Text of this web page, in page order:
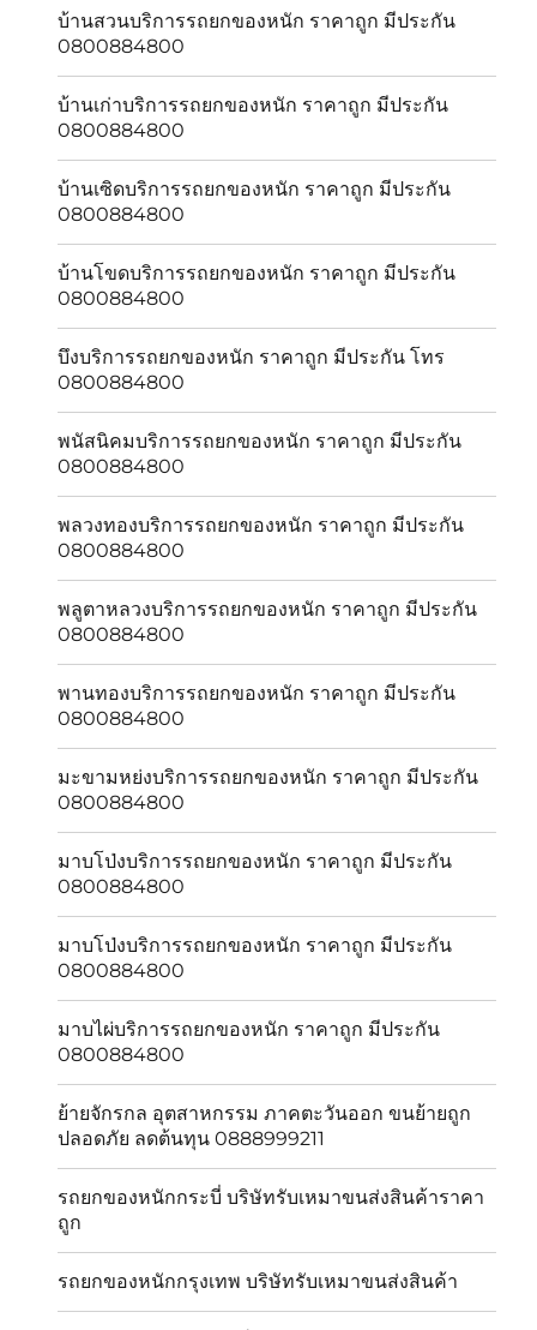
บ้านสวนบริการรถยกของหนัก ราคาถูก มีประกัน
0800884800
บ้านเก่าบริการรถยกของหนัก ราคาถูก มีประกัน
0800884800
บ้านเซิดบริการรถยกของหนัก ราคาถูก มีประกัน
0800884800
บ้านโขดบริการรถยกของหนัก ราคาถูก มีประกัน
0800884800
บึงบริการรถยกของหนัก ราคาถูก มีประกัน โทร
0800884800
พนัสนิคมบริการรถยกของหนัก ราคาถูก มีประกัน
0800884800
พลวงทองบริการรถยกของหนัก ราคาถูก มีประกัน
0800884800
พลูตาหลวงบริการรถยกของหนัก ราคาถูก มีประกัน
0800884800
พานทองบริการรถยกของหนัก ราคาถูก มีประกัน
0800884800
มะขามหย่งบริการรถยกของหนัก ราคาถูก มีประกัน
0800884800
มาบโป่งบริการรถยกของหนัก ราคาถูก มีประกัน
0800884800
มาบโป่งบริการรถยกของหนัก ราคาถูก มีประกัน
0800884800
มาบไผ่บริการรถยกของหนัก ราคาถูก มีประกัน
0800884800
ย้ายจักรกล อุตสาหกรรม ภาคตะวันออก ขนย้ายถูก
ปลอดภัย ลดต้นทุน 0888999211
รถยกของหนักกระบี่ บริษัทรับเหมาขนส่งสินค้าราคา
ถูก
รถยกของหนักกรุงเทพ บริษัทรับเหมาขนส่งสินค้า